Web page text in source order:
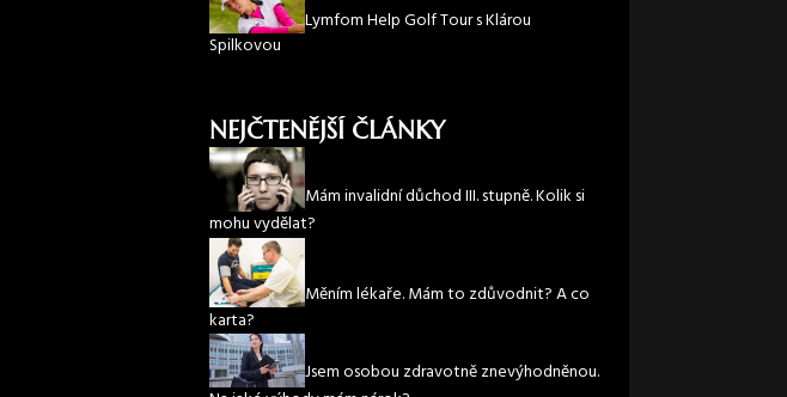
Lymfom Help Golf Tour s Klárou
Spilkovou
NEJČTENĚJŠÍ ČLÁNKY
Mám invalidní důchod III. stupně. Kolik si
mohu vydělat?
Měním lékaře. Mám to zdůvodnit? A co
karta?
Jsem osobou zdravotně znevýhodněnou.